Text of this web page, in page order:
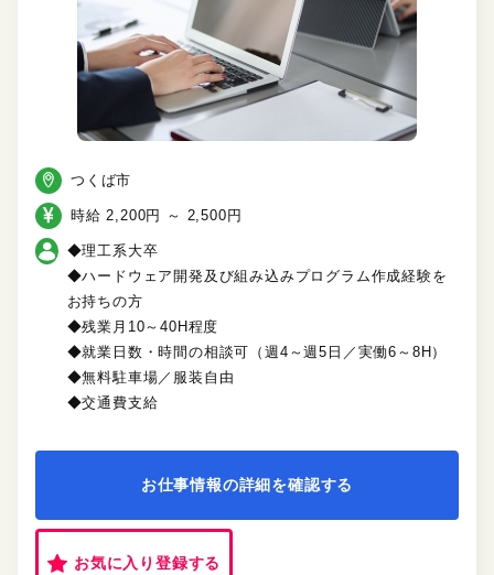
つくば市
時給 2,200円 ～ 2,500円
◆理工系大卒
◆ハードウェア開発及び組み込みプログラム作成経験を
お持ちの方
◆残業月10～40H程度
◆就業日数・時間の相談可（週4～週5日／実働6～8H）
◆無料駐車場／服装自由
◆交通費支給
お仕事情報の詳細を確認する
お気に入り登録する